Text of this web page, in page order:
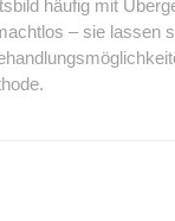
häufig mit
– sie lassen